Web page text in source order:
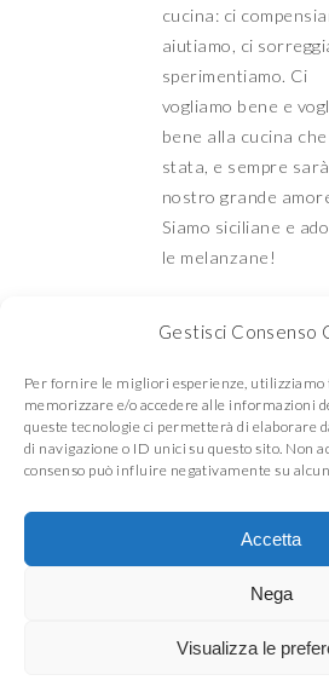
Gestisci Consenso
Per fornire le migliori esperienze, utilizziamo
memorizzare e/o accedere alle informazioni
queste tecnologie ci permetterà di elaborare
di navigazione o ID unici su questo sito. Non
consenso può influire negativamente su
Accetta
Nega
Visualizza le
cucina: ci
aiutiamo, ci
sperimentiamo. Ci
vogliamo bene e
bene alla cucina che
stata, e sempre
nostro grande
Siamo siciliane e
le melanzane!
Mamma e
MAMMA E FIGLIA IN CUCINA